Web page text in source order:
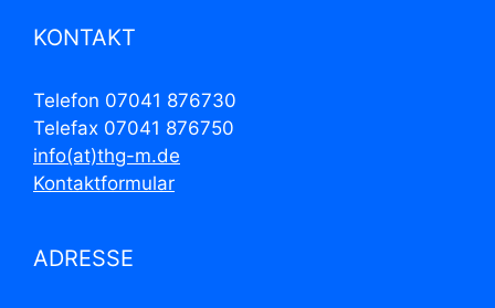
KONTAKT
Telefon 07041 876730
Telefax 07041 876750
info(at)thg-m.de
Kontaktformular
ADRESSE